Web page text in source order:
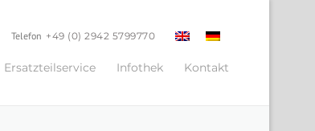
Telefon +49 (0) 2942 5799770
Ersatzteilservice Infothek Kontakt